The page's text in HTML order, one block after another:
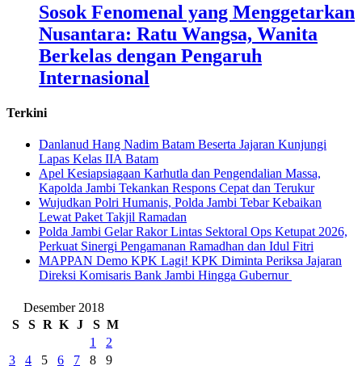
Sosok Fenomenal yang Menggetarkan
Nusantara: Ratu Wangsa, Wanita
Berkelas dengan Pengaruh
Internasional
Terkini
Danlanud Hang Nadim Batam Beserta Jajaran Kunjungi
Lapas Kelas IIA Batam
Apel Kesiapsiagaan Karhutla dan Pengendalian Massa,
Kapolda Jambi Tekankan Respons Cepat dan Terukur
Wujudkan Polri Humanis, Polda Jambi Tebar Kebaikan
Lewat Paket Takjil Ramadan
Polda Jambi Gelar Rakor Lintas Sektoral Ops Ketupat 2026,
Perkuat Sinergi Pengamanan Ramadhan dan Idul Fitri
‎MAPPAN Demo KPK Lagi! KPK Diminta Periksa Jajaran
Direksi Komisaris Bank Jambi Hingga Gubernur ‎
Desember 2018
S
S R K J S M
1
2
3
4 5 6 7 8 9